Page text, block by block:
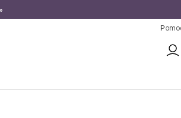
na vrácení zboží